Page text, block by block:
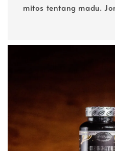
mitos tentang madu.